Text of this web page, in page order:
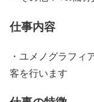
仕事内容
・ユメノグラフィ
客を行います